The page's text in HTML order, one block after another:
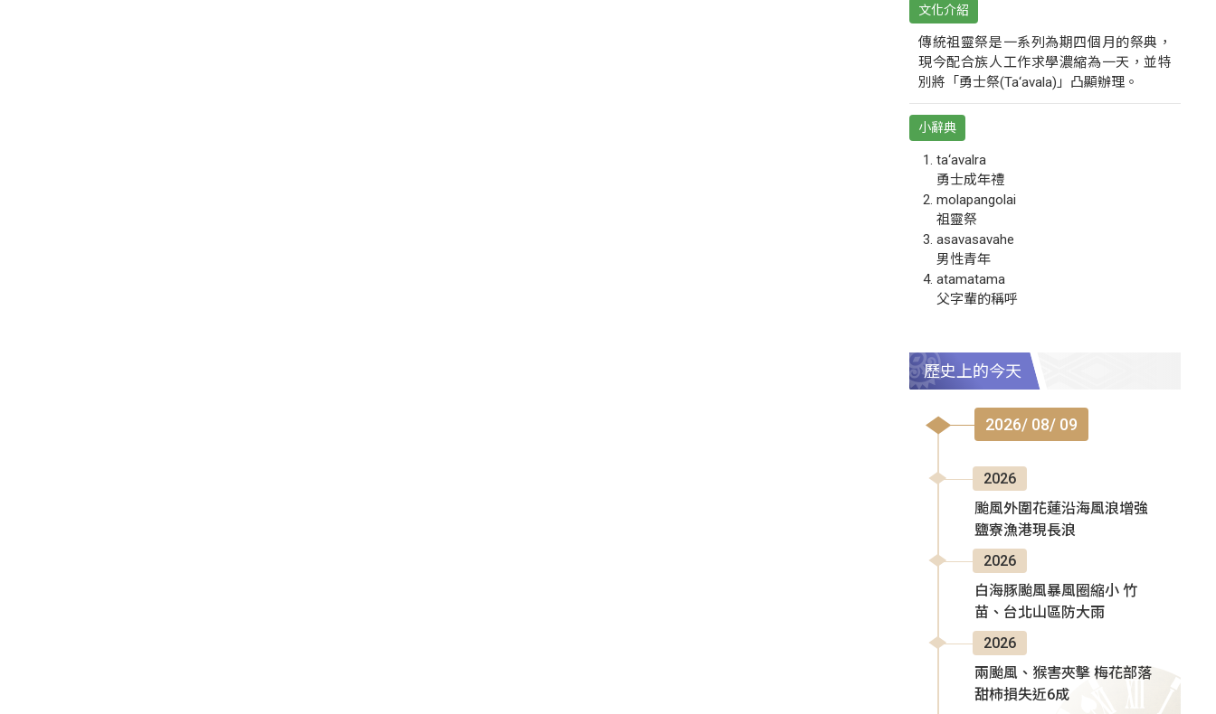
文化介紹
傳統祖靈祭是一系列為期四個月的祭典，
現今配合族人工作求學濃縮為一天，並特
別將「勇士祭(Ta‘avala)」凸顯辦理。
小辭典
ta‘avalra
勇士成年禮
molapangolai
祖靈祭
asavasavahe
男性青年
atamatama
父字輩的稱呼
歷史上的今天
2026/ 08/ 09
2026
颱風外圍花蓮沿海風浪增強
鹽寮漁港現長浪
2026
白海豚颱風暴風圈縮小 竹
苗、台北山區防大雨
2026
兩颱風、猴害夾擊 梅花部落
甜柿損失近6成